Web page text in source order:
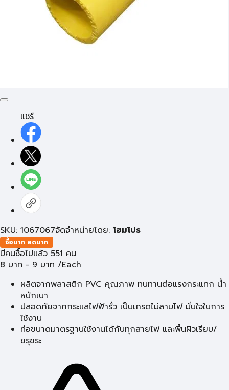
แชร์
SKU: 1067067จัดจำหน่ายโดย: โฮมโปร
ซื้อมาก ลดมาก
มีคนซื้อไปแล้ว 551 คน
8 บาท - 9 บาท /Each
ผลิตจากพลาสติก PVC คุณภาพ ทนทานต่อแรงกระแทก น้ำ
หนักเบา
ปลอดภัยจากกระแสไฟฟ้ารั่ว เป็นเกรดไม่ลามไฟ มั่นใจในการ
ใช้งาน
ท่อขนาดมาตรฐานใช้งานได้กับทุกสายไฟ และพื้นผิวเรียบ/
ขรุขระ